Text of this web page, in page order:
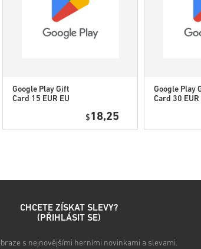
Podívej se na rychlý návod
• Stahovatelný obsah nebo
• Pro některé produkty
Google Play Gift
Card 15 EUR EU
$ 18,25
Google Play
Card 30 EUR
CHCETE ZÍSKAT SLEVY?
(PŘIHLÁSIT SE)
s nejnovějšími herními novinkami a slevami.